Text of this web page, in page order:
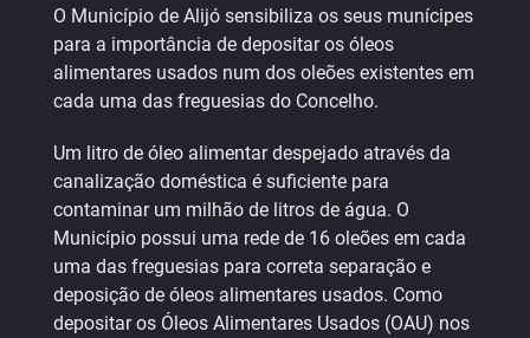
O Município de Alijó sensibiliza os seus munícipes
para a importância de depositar os óleos
alimentares usados num dos oleões existentes em
cada uma das freguesias do Concelho.
Um litro de óleo alimentar despejado através da
canalização doméstica é suficiente para
contaminar um milhão de litros de água. O
Município possui uma rede de 16 oleões em cada
uma das freguesias para correta separação e
deposição de óleos alimentares usados. Como
depositar os Óleos Alimentares Usados (OAU) nos